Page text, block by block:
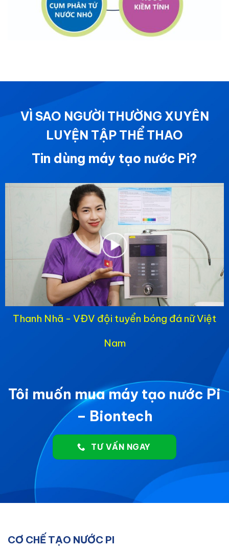
VÌ SAO NGƯỜI THƯỜNG XUYÊN
LUYỆN TẬP THỂ THAO
Tin dùng máy tạo nước Pi?
Thanh Nhã - VĐV đội tuyển bóng đá nữ Việt
Nam
Tôi muốn mua máy tạo nước Pi
– Biontech
TƯ VẤN NGAY
CƠ CHẾ TẠO NƯỚC PI